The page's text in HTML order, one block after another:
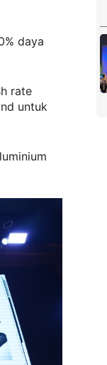
daya
rate
untuk